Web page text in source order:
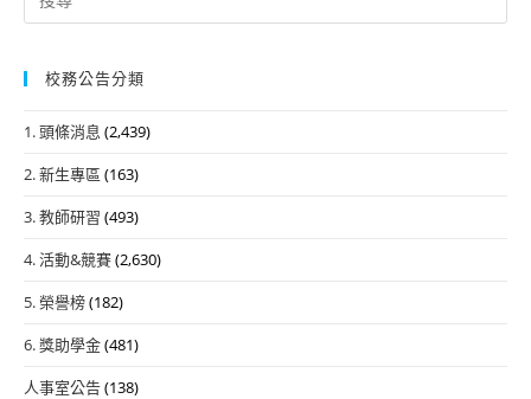
for:
校務公告分類
1. 頭條消息 (2,439)
2. 新生專區 (163)
3. 教師研習 (493)
4. 活動&競賽(2,630)
5. 榮譽榜(182)
6. 獎助學金(481)
人事室公告(138)